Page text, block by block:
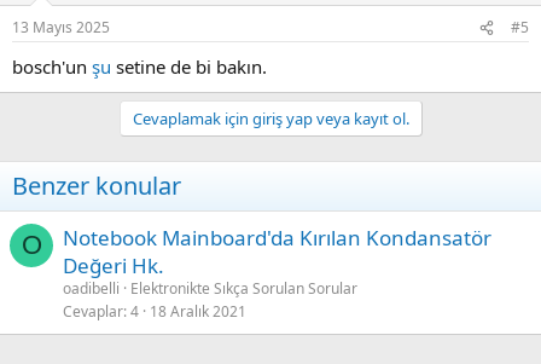
13 Mayıs 2025 #5
bosch'un şu setine de bi bakın.
Cevaplamak için giriş yap veya kayıt ol.
Benzer konular
O
Notebook Mainboard'da Kırılan Kondansatör
Değeri Hk.
oadibelli
Elektronikte Sıkça Sorulan Sorular
Cevaplar 4 18 Aralık 2021